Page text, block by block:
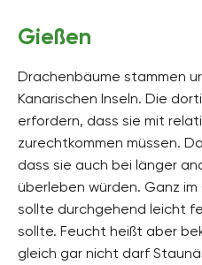
Gießen
Drachenbäume stammen
Kanarischen Inseln. Die
erfordern, dass sie mit
zurechtkommen müssen.
dass sie auch bei länger
überleben würden. Ganz
sollte durchgehend leicht
sollte. Feucht heißt aber
gleich gar nicht darf